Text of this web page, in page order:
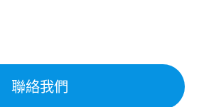
聯絡我們